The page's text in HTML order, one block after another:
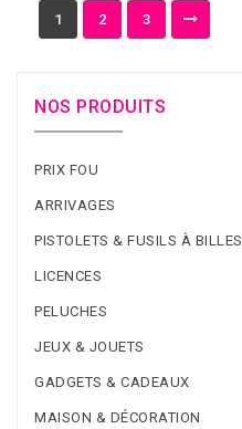
1 2 3
NOS PRODUITS
PRIX FOU
ARRIVAGES
PISTOLETS & FUSILS À BILLES
LICENCES
PELUCHES
JEUX & JOUETS
GADGETS & CADEAUX
MAISON & DÉCORATION